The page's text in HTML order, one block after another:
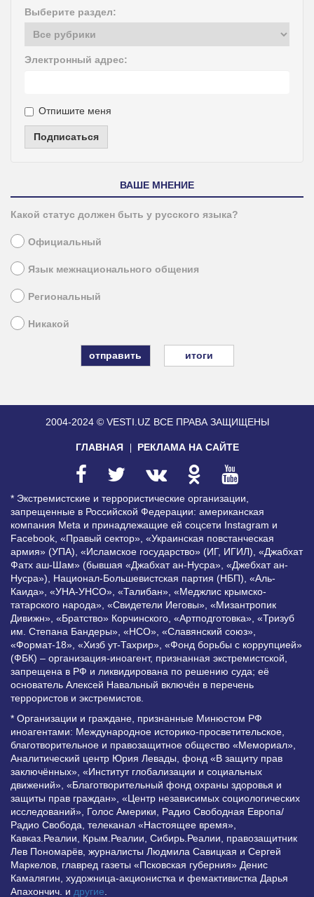
Выберите раздел:
Электронный адрес:
Отпишите меня
Подписаться
ВАШЕ МНЕНИЕ
Какой статус должен быть у русского языка?
Официальный
Язык межнационального общения
Региональный
Никакой
итоги
2004-2024 © VESTI.UZ ВСЕ ПРАВА ЗАЩИЩЕНЫ
ГЛАВНАЯ РЕКЛАМА НА САЙТЕ
* Экстремистские и террористические организации,
запрещенные в Российской Федерации: американская
компания Meta и принадлежащие ей соцсети Instagram и
Facebook, «Правый сектор», «Украинская повстанческая
армия» (УПА), «Исламское государство» (ИГ, ИГИЛ), «Джабхат
Фатх аш-Шам» (бывшая «Джабхат ан-Нусра», «Джебхат ан-
Нусра»), Национал-Большевистская партия (НБП), «Аль-
Каида», «УНА-УНСО», «Талибан», «Меджлис крымско-
татарского народа», «Свидетели Иеговы», «Мизантропик
Дивижн», «Братство» Корчинского, «Артподготовка», «Тризуб
им. Степана Бандеры», «НСО», «Славянский союз»,
«Формат-18», «Хизб ут-Тахрир», «Фонд борьбы с коррупцией»
(ФБК) – организация-иноагент, признанная экстремистской,
запрещена в РФ и ликвидирована по решению суда; её
основатель Алексей Навальный включён в перечень
террористов и экстремистов.
* Организации и граждане, признанные Минюстом РФ
иноагентами: Международное историко-просветительское,
благотворительное и правозащитное общество «Мемориал»,
Аналитический центр Юрия Левады, фонд «В защиту прав
заключённых», «Институт глобализации и социальных
движений», «Благотворительный фонд охраны здоровья и
защиты прав граждан», «Центр независимых социологических
исследований», Голос Америки, Радио Свободная Европа/
Радио Свобода, телеканал «Настоящее время»,
Кавказ.Реалии, Крым.Реалии, Сибирь.Реалии, правозащитник
Лев Пономарёв, журналисты Людмила Савицкая и Сергей
Маркелов, главред газеты «Псковская губерния» Денис
Камалягин, художница-акционистка и фемактивистка Дарья
Апахончич. и другие